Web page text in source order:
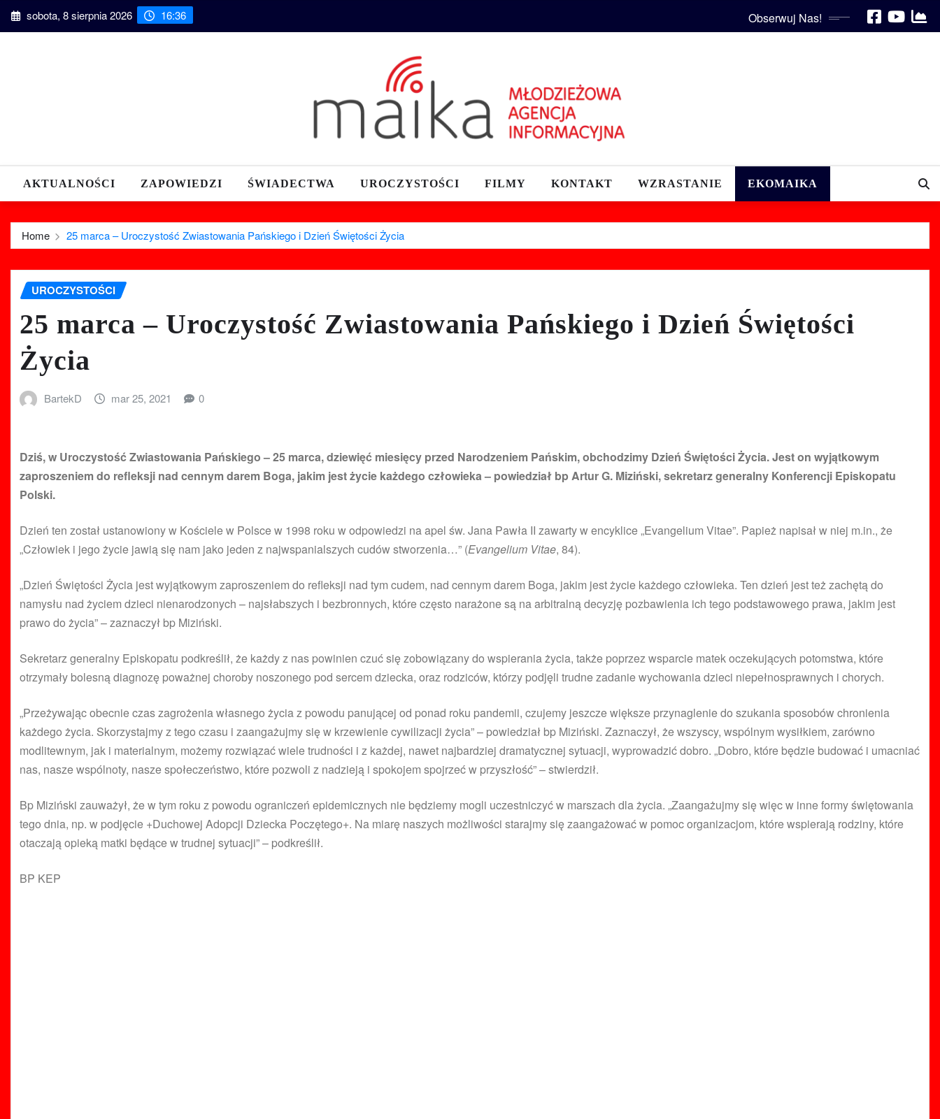
Skip sobota, 8 sierpnia 2026 16:36 Obserwuj Nas!
AKTUALNOŚCI ZAPOWIEDZI ŚWIADECTWA UROCZYSTOŚCI FILMY KONTAKT WZRASTANIE EKOMAIKA
Home 25 marca – Uroczystość Zwiastowania Pańskiego i Dzień Świętości Życia
UROCZYSTOŚCI
25 marca – Uroczystość Zwiastowania Pańskiego i Dzień Świętości
Życia
BartekD mar 25, 2021 0
Dziś, w Uroczystość Zwiastowania Pańskiego – 25 marca, dziewięć miesięcy przed Narodzeniem Pańskim, obchodzimy Dzień Świętości Życia. Jest on wyjątkowym
zaproszeniem do refleksji nad cennym darem Boga, jakim jest życie każdego człowieka – powiedział bp Artur G. Miziński, sekretarz generalny Konferencji Episkopatu
Polski.
Dzień ten został ustanowiony w Kościele w Polsce w 1998 roku w odpowiedzi na apel św. Jana Pawła II zawarty w encyklice „Evangelium Vitae”. Papież napisał w niej m.in., że
„Człowiek i jego życie jawią się nam jako jeden z najwspanialszych cudów stworzenia…” (Evangelium Vitae, 84).
„Dzień Świętości Życia jest wyjątkowym zaproszeniem do refleksji nad tym cudem, nad cennym darem Boga, jakim jest życie każdego człowieka. Ten dzień jest też zachętą do
namysłu nad życiem dzieci nienarodzonych – najsłabszych i bezbronnych, które często narażone są na arbitralną decyzję pozbawienia ich tego podstawowego prawa, jakim jest
prawo do życia” – zaznaczył bp Miziński.
Sekretarz generalny Episkopatu podkreślił, że każdy z nas powinien czuć się zobowiązany do wspierania życia, także poprzez wsparcie matek oczekujących potomstwa, które
otrzymały bolesną diagnozę poważnej choroby noszonego pod sercem dziecka, oraz rodziców, którzy podjęli trudne zadanie wychowania dzieci niepełnosprawnych i chorych.
„Przeżywając obecnie czas zagrożenia własnego życia z powodu panującej od ponad roku pandemii, czujemy jeszcze większe przynaglenie do szukania sposobów chronienia
każdego życia. Skorzystajmy z tego czasu i zaangażujmy się w krzewienie cywilizacji życia” – powiedział bp Miziński. Zaznaczył, że wszyscy, wspólnym wysiłkiem, zarówno
modlitewnym, jak i materialnym, możemy rozwiązać wiele trudności i z każdej, nawet najbardziej dramatycznej sytuacji, wyprowadzić dobro. „Dobro, które będzie budować i umacniać
nas, nasze wspólnoty, nasze społeczeństwo, które pozwoli z nadzieją i spokojem spojrzeć w przyszłość” – stwierdził.
Bp Miziński zauważył, że w tym roku z powodu ograniczeń epidemicznych nie będziemy mogli uczestniczyć w marszach dla życia. „Zaangażujmy się więc w inne formy świętowania
tego dnia, np. w podjęcie +Duchowej Adopcji Dziecka Poczętego+. Na miarę naszych możliwości starajmy się zaangażować w pomoc organizacjom, które wspierają rodziny, które
otaczają opieką matki będące w trudnej sytuacji” – podkreślił.
BP KEP